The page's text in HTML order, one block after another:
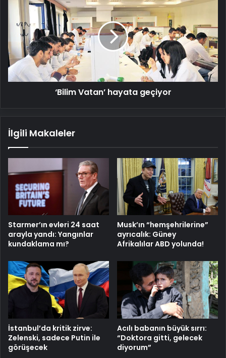
Vatan’
hayata
geçiyor
‘Bilim Vatan’ hayata geçiyor
İlgili Makaleler
Starmer’ın evleri 24 saat
arayla yandı: Yangınlar
kundaklama mı?
Musk’ın “hemşehrilerine”
ayrıcalık: Güney
Afrikalılar ABD yolunda!
İstanbul’da kritik zirve:
Zelenski, sadece Putin ile
görüşecek
Acılı babanın büyük sırrı:
“Doktora gitti, gelecek
diyorum”